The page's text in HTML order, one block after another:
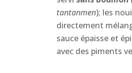
tantanmen); les
directement
sauce épaisse et
avec des piments